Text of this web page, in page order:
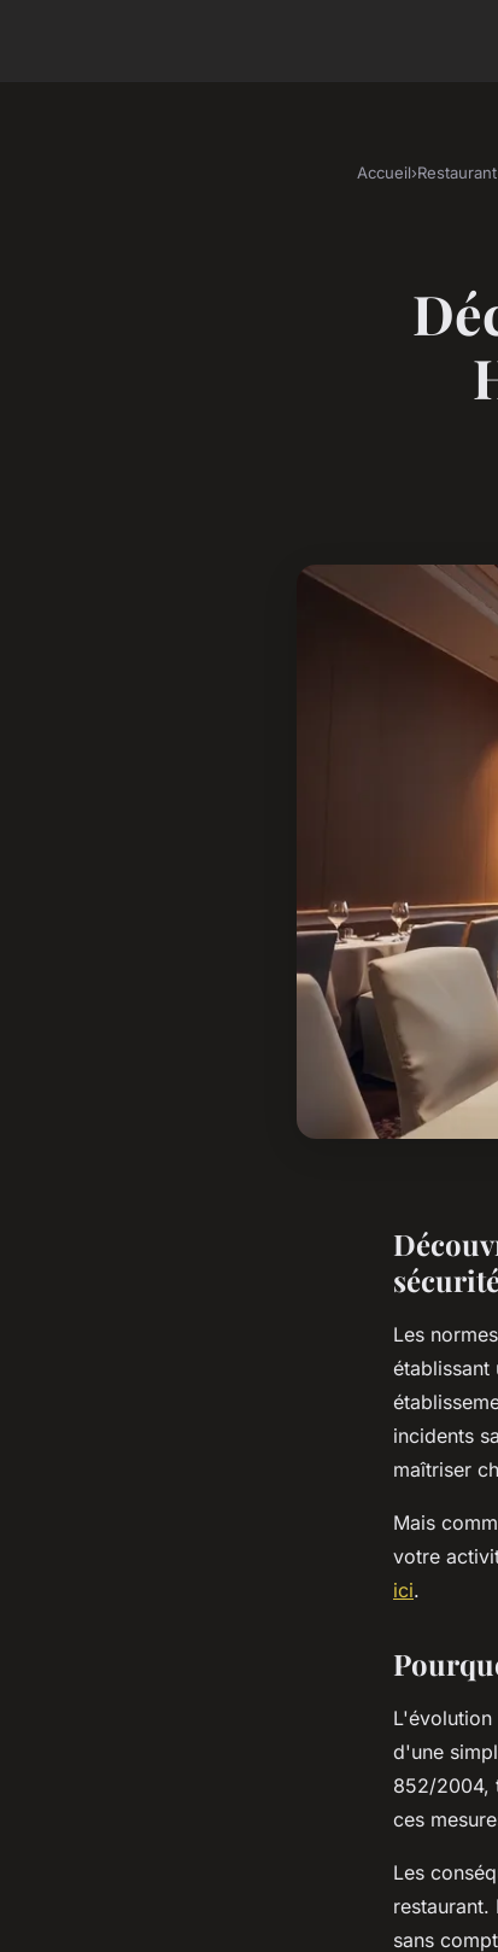
Accueil›
Les
établissant
incidents
maîtriser
Mais
votre
ici.
L'évolution
d'une
852/2004,
ces
Les
restaurant.
sans